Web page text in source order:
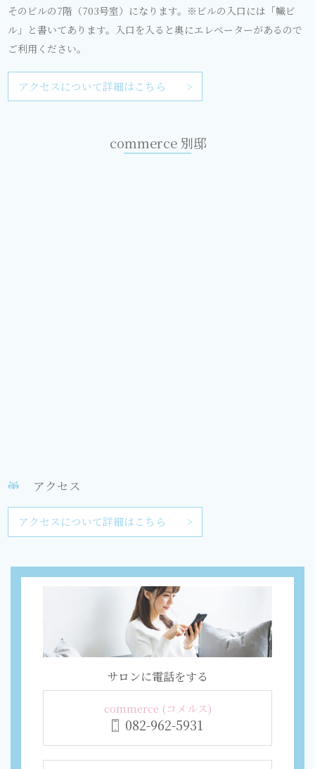
そのビルの7階（703号室）になります。※ビルの入口には「幟ビ
ル」と書いてあります。入口を入ると奥にエレベーターがあるので
ご利用ください。
アクセスについて詳細はこちら
commerce 別邸
アクセス
アクセスについて詳細はこちら
サロンに電話をする
commerce (コメルス)
082-962-5931